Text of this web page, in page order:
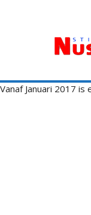
Vanaf Januari 2017 is